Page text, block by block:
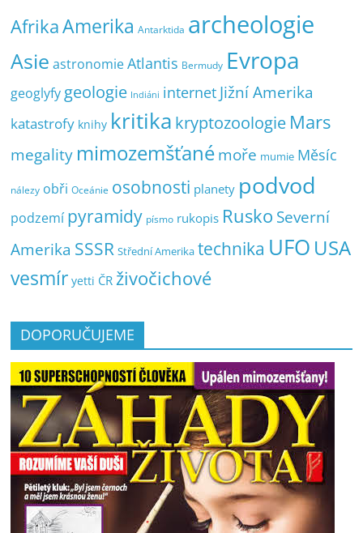
AfrikaAmerika Antarktida archeologie
Asie astronomie Atlantis Bermudy Evropa
geoglyfy geologie Indiáni internet Jižní Amerika
katastrofy knihy kritika kryptozoologie Mars
megality mimozemšťanémoře mumie Měsíc
nálezy obři Oceánie osobnosti planety podvod
podzemí pyramidy písmo rukopis Rusko Severní
Amerika SSSR Střední Amerika technika UFO USA
vesmír yetti ČR živočichové
DOPORUČUJEME